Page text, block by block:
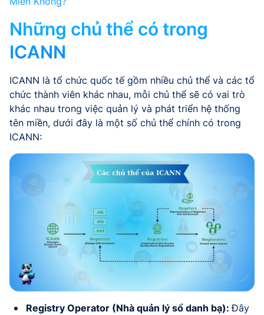
Những chủ thể có trong
ICANN
ICANN là tổ chức quốc tế gồm nhiều chủ thể và các tổ
chức thành viên khác nhau, mỗi chủ thể sẽ có vai trò
khác nhau trong việc quản lý và phát triển hệ thống
tên miền, dưới đây là một số chủ thể chính có trong
ICANN:
Registry Operator (Nhà quản lý sổ danh bạ):Đây